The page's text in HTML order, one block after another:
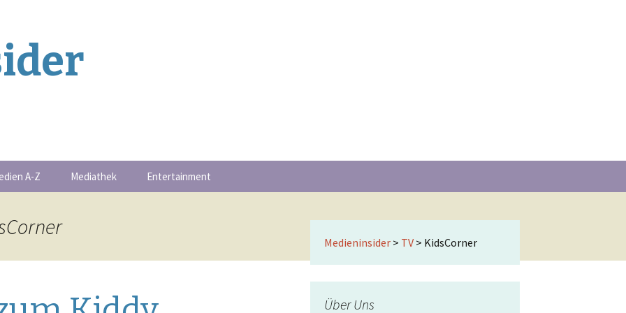
A-Z Mediathek Entertainment
Gametipps
Medieninsider > TV > KidsCorner
Über Uns